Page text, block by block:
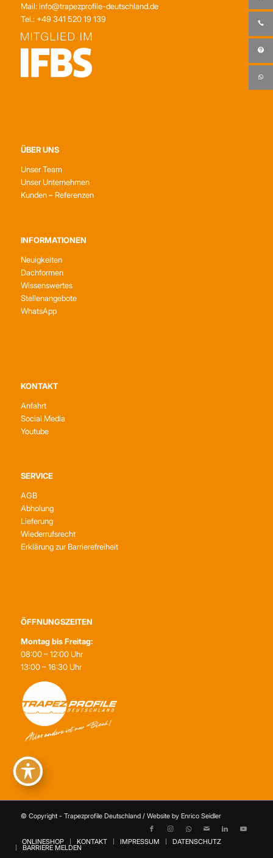
Mail: info@trapezprofile-deutschland.de
Tel.: +49 341 520 19 139
ÜBER UNS
Unser Team
Unser Unternehmen
Kunden – Referenzen
INFORMATIONEN
Neuigkeiten
Dachformen
Wissenswertes
Stellenangebote
WhatsApp
KONTAKT
Anfahrt
Social Media
Youtube
SERVICE
AGB
Abholung
Lieferung
Wiederrufsrecht
Erklärung zur Barrierefreiheit
ÖFFNUNGSZEITEN
Montag bis Freitag:
08:00 – 12:00 Uhr
13:00 – 16:30 Uhr
© Copyright - Trapezprofile Deutschland / Website by Enrico Seidler
ONLINESHOP KONTAKT IMPRESSUM DATENSCHUTZ
BARRIERE MELDEN